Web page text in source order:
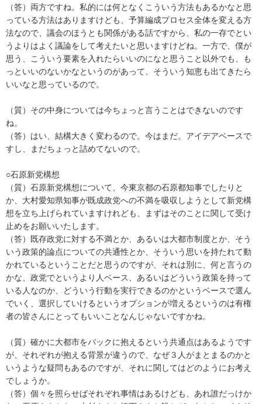
（答）両方ですね。私的には何となくこういう方法もあるかなと思
っている方法はありますけども、予算編成プロセス全体を変える方
法なので、議会のほうとも関係がある話ですから、私の一存でとい
うよりはよく議論をして考えたいと思いますけどね。一方で、僕が
思う、こういう要素を入れたらいいのになと思うこと以外でも、も
っといいのないかなというのがあって、そういう知恵も出てきたら
いいなと思っているので。
（質）その中身については今ちょっと言うことはできないのです
ね。
（答）はい、結構大きく変わるので。今はまだ。アイデアベースで
すし、まだちょっと詰めてないので。
○石原新党構想
（質）石原新党構想について、今東京都の石原都知事でしたりと
か、大村愛知県知事が既成政党への不満を吸収しようとして新党構
想を立ち上げられていますけれども、まずはそのことに関して受け
止めをお願いいたします。
（答）既存政党に対する不満とか、あるいは大都市制度とか、そう
いう政策的論点についての共通性とか、そういう思いを持たれて動
かれているということだと思うのですが、それは別に、何と言うの
かな、政党でというより人ベース、あるいはどういう政策を持って
いる人なのか、どういう行動を実行できるのかというベースで選ん
でいく、選択していけるというオプションが増えるというのは有権
者の皆さんにとってもいいことなんじゃないですかね。
（質）確かに大都市をバックに抱えるという共通点はあるようです
が、それぞれが抱える背景が違うので、なぜ３人がまとまるのかと
いうような疑問もあるのですが、それに関してはどのようにお考え
でしょうか。
（答）個々を照らせばそれぞれ事情はあるけども、あれ誰だっけか